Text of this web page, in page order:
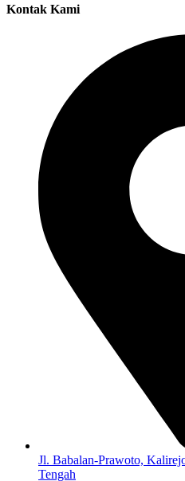
Kontak Kami
Jl. Babalan-Prawoto,
Tengah